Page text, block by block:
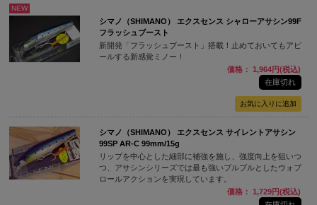
NEW
シマノ（SHIMANO） エクスセンス シャローアサシン99F
フラッシュブースト
新開発「フラッシュブースト」搭載！止めておいてもアピ
ールする新感覚ミノー！
価格： 1,964円(税込)
在庫切れ
シマノ（SHIMANO） エクスセンス サイレントアサシン
99SP AR-C 99mm/15g
リップを中心とした細部に補強を施し、強度向上を狙いつ
つ、アサシンシリーズでは最も強いブルブルとしたウォブ
ロールアクションを実現しています。
価格： 1,729円(税込)